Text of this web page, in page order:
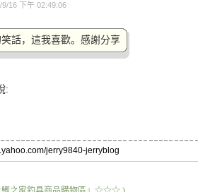
16 下午 02:49:06
話，這我喜歡。感謝分享
:
jerry9840-jerryblog